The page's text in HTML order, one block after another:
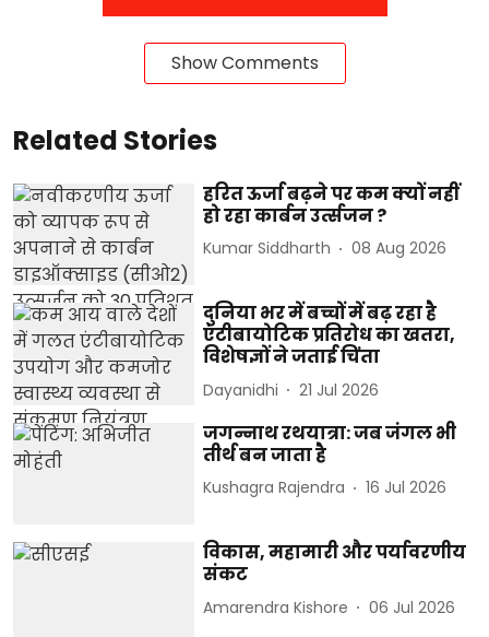
Show Comments
Related Stories
हरित ऊर्जा बढ़ने पर कम क्‍यों नहीं
हो रहा कार्बन उर्त्‍सजन ?
Kumar Siddharth 08 Aug 2026
दुनिया भर में बच्चों में बढ़ रहा है
एंटीबायोटिक प्रतिरोध का खतरा,
विशेषज्ञों ने जताई चिंता
Dayanidhi 21 Jul 2026
जगन्नाथ रथयात्रा: जब जंगल भी
तीर्थ बन जाता है
Kushagra Rajendra 16 Jul 2026
विकास, महामारी और पर्यावरणीय
संकट
Amarendra Kishore 06 Jul 2026